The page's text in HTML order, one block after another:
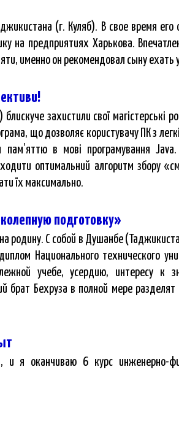
(г. Куляб). В свое время его
на предприятиях Харькова.
именно он рекомендовал сыну ехать
захистили свої магістерські
що дозволяє користувачу ПК з
пам’яттю в мові програмування
оптимальний алгоритм збору
їх максимально.
подготовку»
родину. С собой в Душанбе
Национального технического
учебе, усердию, интересу к
брат Бехруза в полной мере разделят
я оканчиваю 6 курс инженерно-